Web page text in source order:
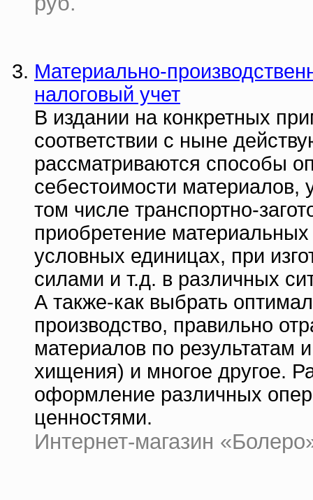
Материально-
налоговый учет
В издании на конкретных
соответствии с ныне
рассматриваются способы
себестоимости материалов,
том числе транспортно-
приобретение
условных единицах, при
силами и т.д. в различных
А также-как выбрать
производство, правильно
материалов по результатам
хищения) и многое другое.
оформление различных
ценностями.
Интернет-магазин